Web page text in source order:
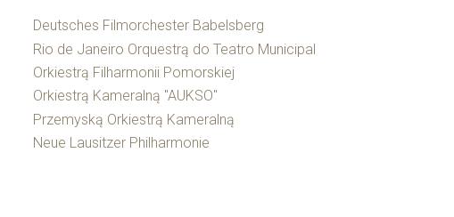
Deutsches Filmorchester Babelsberg
Rio de Janeiro Orquestrą do Teatro Municipal
Orkiestrą Filharmonii Pomorskiej
Orkiestrą Kameralną "AUKSO"
Przemyską Orkiestrą Kameralną
Neue Lausitzer Philharmonie